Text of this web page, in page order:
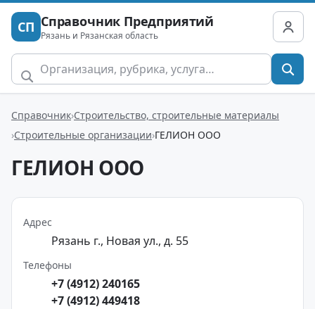
СП Справочник Предприятий
Рязань и Рязанская область
Справочник Строительство, строительные материалы
Строительные организации ГЕЛИОН ООО
ГЕЛИОН ООО
Адрес
Рязань г., Новая ул., д. 55
Телефоны
+7 (4912) 240165
+7 (4912) 449418